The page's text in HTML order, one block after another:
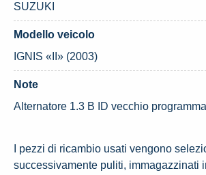
SUZUKI
Modello veicolo
IGNIS «II» (2003)
Note
Alternatore 1.3 B ID vecchio
I pezzi di ricambio usati vengono
successivamente puliti, immagazzinati